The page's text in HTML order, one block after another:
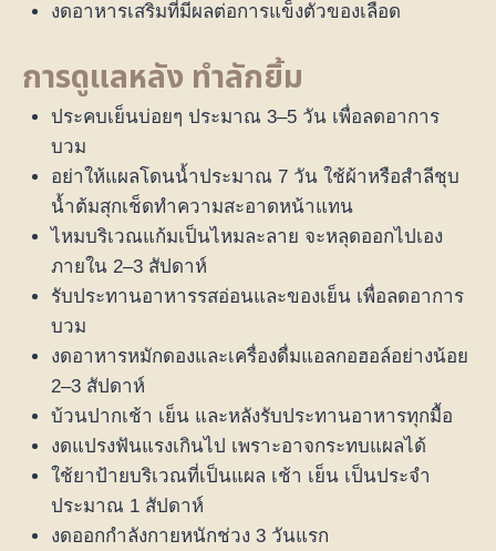
งดอาหารเสริมที่มีผลต่อการแข็งตัวของเลือด
การดูแลหลัง ทำลักยิ้ม
ประคบเย็นบ่อยๆ ประมาณ 3–5 วัน เพื่อลดอาการ
บวม
อย่าให้แผลโดนน้ำประมาณ 7 วัน ใช้ผ้าหรือสำลีชุบ
น้ำต้มสุกเช็ดทำความสะอาดหน้าแทน
ไหมบริเวณแก้มเป็นไหมละลาย จะหลุดออกไปเอง
ภายใน 2–3 สัปดาห์
รับประทานอาหารรสอ่อนและของเย็น เพื่อลดอาการ
บวม
งดอาหารหมักดองและเครื่องดื่มแอลกอฮอล์อย่างน้อย
2–3 สัปดาห์
บ้วนปากเช้า เย็น และหลังรับประทานอาหารทุกมื้อ
งดแปรงฟันแรงเกินไป เพราะอาจกระทบแผลได้
ใช้ยาป้ายบริเวณที่เป็นแผล เช้า เย็น เป็นประจำ
ประมาณ 1 สัปดาห์
งดออกกำลังกายหนักช่วง 3 วันแรก